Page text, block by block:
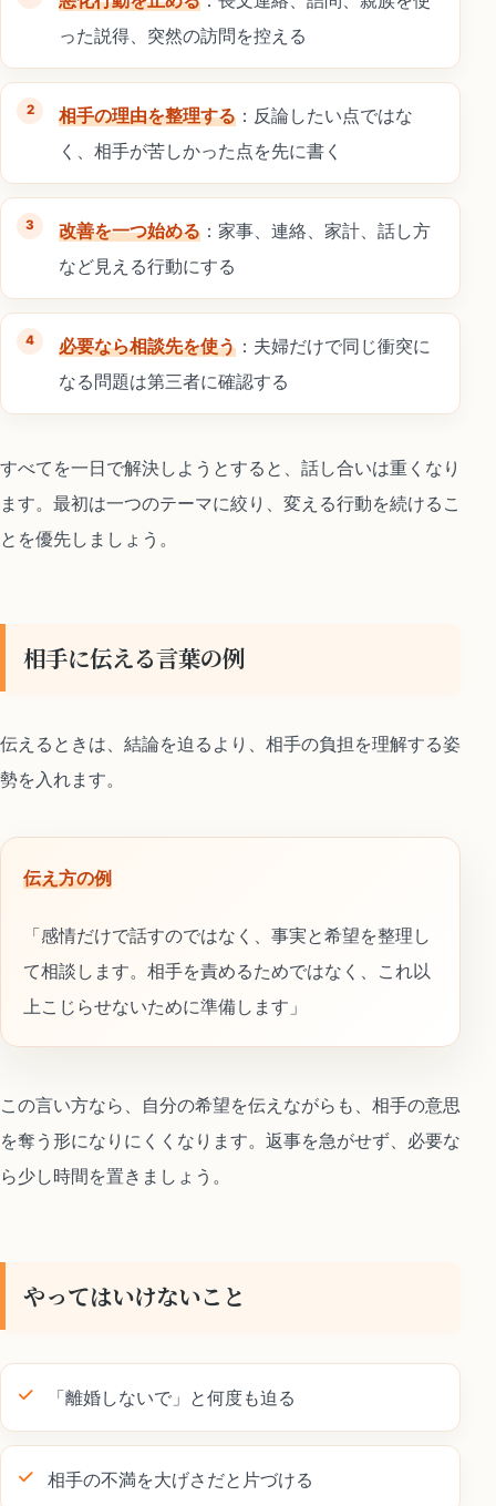
った説得、突然の訪問を控える
相手の理由を整理する ：反論したい点ではな
く、相手が苦しかった点を先に書く
改善を一つ始める ：家事、連絡、家計、話し方
など見える行動にする
必要なら相談先を使う ：夫婦だけで同じ衝突に
なる問題は第三者に確認する
すべてを一日で解決しようとすると、話し合いは重くなり
ます。最初は一つのテーマに絞り、変える行動を続けるこ
とを優先しましょう。
相手に伝える言葉の例
伝えるときは、結論を迫るより、相手の負担を理解する姿
勢を入れます。
伝え方の例
「感情だけで話すのではなく、事実と希望を整理し
て相談します。相手を責めるためではなく、これ以
上こじらせないために準備します」
この言い方なら、自分の希望を伝えながらも、相手の意思
を奪う形になりにくくなります。返事を急がせず、必要な
ら少し時間を置きましょう。
やってはいけないこと
「離婚しないで」と何度も迫る
相手の不満を大げさだと片づける